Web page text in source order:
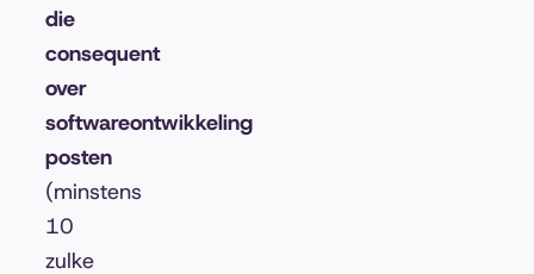
die
consequent
over
softwareontwikkeling
posten
(minstens
10
zulke